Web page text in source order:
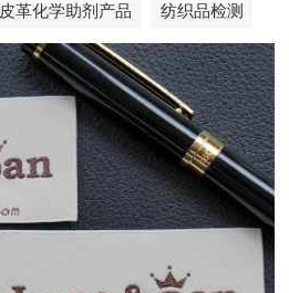
皮革化学助剂产品 纺织品检测